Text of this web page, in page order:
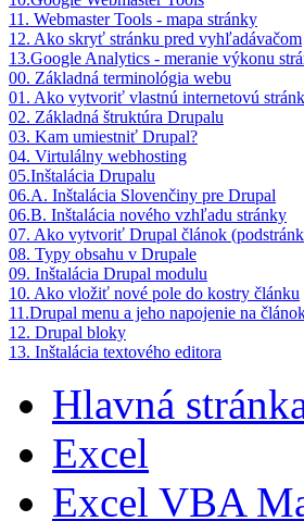
11. Webmaster Tools - mapa stránky
12. Ako skryť stránku pred vyhľadávačom
13.Google Analytics - meranie výkonu
00. Základná terminológia webu
01. Ako vytvoriť vlastnú internetovú
02. Základná štruktúra Drupalu
03. Kam umiestniť Drupal?
04. Virtulálny webhosting
05.Inštalácia Drupalu
06.A. Inštalácia Slovenčiny pre Drupal
06.B. Inštalácia nového vzhľadu stránky
07. Ako vytvoriť Drupal článok
08. Typy obsahu v Drupale
09. Inštalácia Drupal modulu
10. Ako vložiť nové pole do kostry článku
11.Drupal menu a jeho napojenie na
12. Drupal bloky
13. Inštalácia textového editora
Hlavná
Excel
Excel VBA